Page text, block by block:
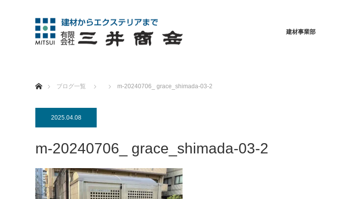
建材事業部
ブログ一覧
m-20240706_ grace_shimada-03-2
2025.04.08
m-20240706_ grace_shimada-03-2